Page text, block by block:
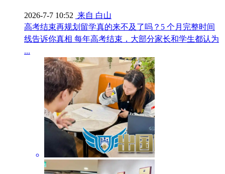
2026-7-7 10:52 来自 白山
高考结束再规划留学真的来不及了吗？5 个月完整时间
线告诉你真相 每年高考结束，大部分家长和学生都认为
...